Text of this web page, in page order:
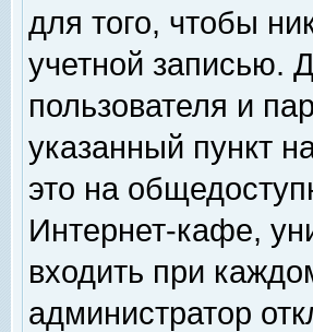
для того, чтобы
учетной записью.
пользователя и
указанный пункт
это на
Интернет-кафе,
входить при
администратор